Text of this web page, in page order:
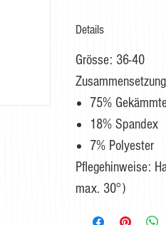
Details
Grösse: 36-40
75%
18% Spandex
7% Polyester
Pflegehinweise:
max. 30°)